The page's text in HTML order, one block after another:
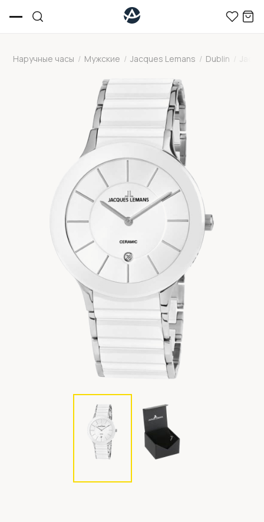
Наручные часы / Мужские / Jacques Lemans / Dublin /